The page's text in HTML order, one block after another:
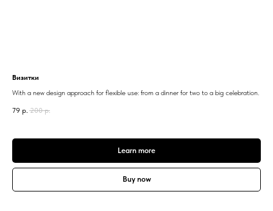
Визитки
With a new design approach for flexible use: from a dinner for two to a big celebration.
79 р. 200 р.
Learn more
Buy now